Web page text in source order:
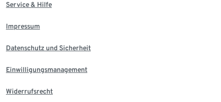
Service & Hilfe
Impressum
Datenschutz und Sicherheit
Einwilligungsmanagement
Widerrufsrecht